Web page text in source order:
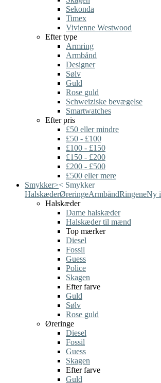
Sekonda
Timex
Vivienne Westwood
Efter type
Armring
Armbånd
Designer
Sølv
Guld
Rose guld
Schweiziske bevægelse
Smartwatches
Efter pris
£50 eller mindre
£50 - £100
£100 - £150
£150 - £200
£200 - £500
£500 eller mere
Smykker>< Smykker
HalskæderØreringeArmbåndRingeneNy i
Halskæder
Dame halskæder
Halskæder til mænd
Top mærker
Diesel
Fossil
Guess
Police
Skagen
Efter farve
Guld
Sølv
Rose guld
Øreringe
Diesel
Fossil
Guess
Skagen
Efter farve
Guld